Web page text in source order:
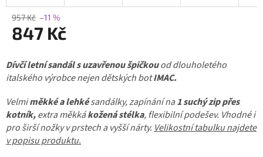
957 Kč –11 %
847 Kč
cena:
Dívčí letní sandál s uzavřenou špičkouod dlouholetého
italského výrobce nejen dětských botIMAC.
Velmiměkké a lehkésandálky, zapínání na1 suchý zip přes
kotník,extra měkkákožená stélka, flexibilní podešev. Vhodné i
pro širší nožky v prstech a vyšší nárty.Velikostní tabulku najdete
v popisu produktu.